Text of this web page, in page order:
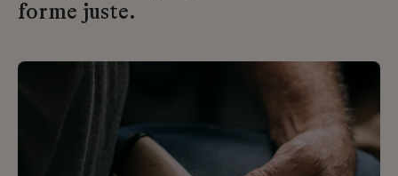
forme juste.